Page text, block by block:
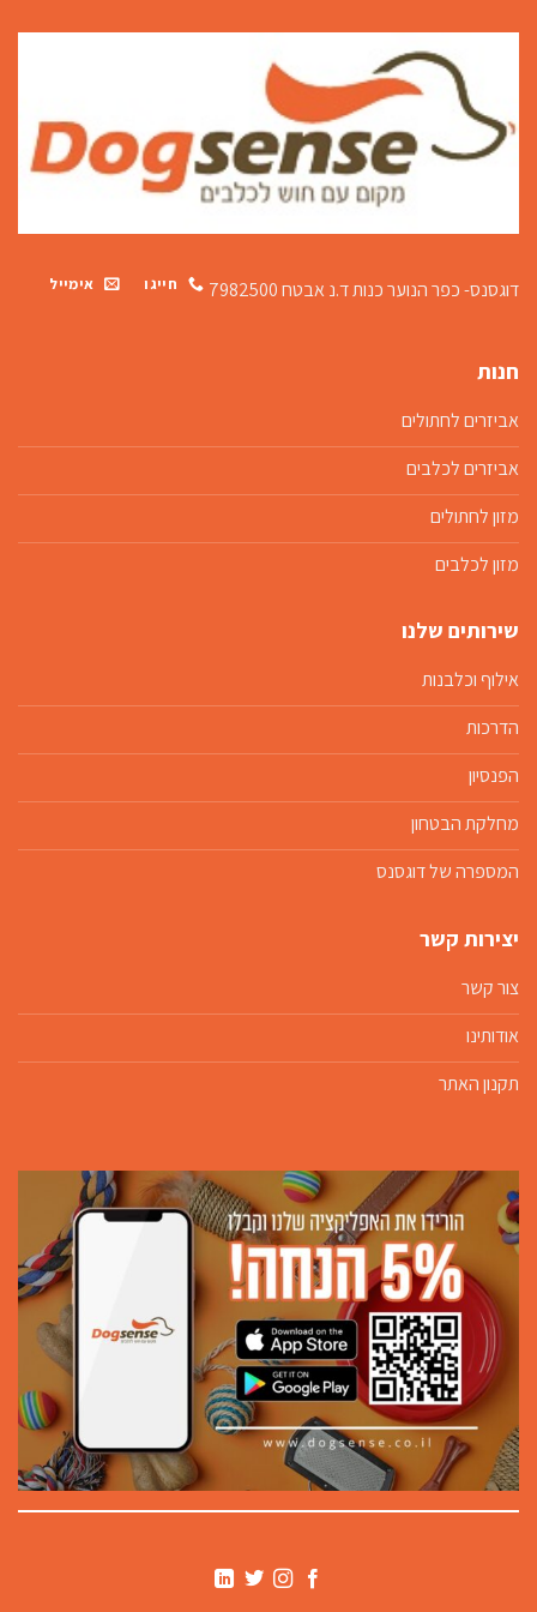
דוגסנס- כפר הנוער כנותד.נ אבטח 7982500 חייגו אימייל
חנות
אביזרים לחתולים
אביזרים לכלבים
מזון לחתולים
מזון לכלבים
שירותים שלנו
אילוף וכלבנות
הדרכות
הפנסיון
מחלקת הבטחון
המספרה של דוגסנס
יצירות קשר
צור קשר
אודותינו
תקנון האתר